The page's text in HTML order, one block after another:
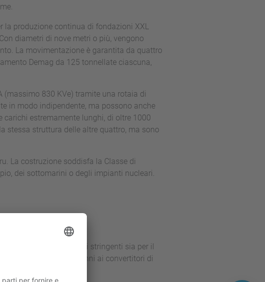
la produzione continua di fondazioni XXL
diametri di nove metri o più, vengono
La movimentazione è garantita da quattro
Demag da 125 tonnellate ciascuna,
(massimo 830 KVe) tramite una rotaia di
in modo indipendente, ma possono anche
carichi estremamente lunghi, di oltre 1000
stessa struttura delle altre quattro, ma sono
La costruzione soddisfa la Classe di
dei sottomarini o degli impianti nucleari.
sono richiesti requisiti stringenti sia per il
si affida da molti anni ai convertitori di